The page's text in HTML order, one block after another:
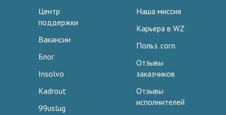
Центр
поддержки
Вакансии
Блог
Insolvo
Kadrout
99uslug
Наша миссия
Карьера в WZ
Польз. согл.
Отзывы
заказчиков
Отзывы
исполнителей